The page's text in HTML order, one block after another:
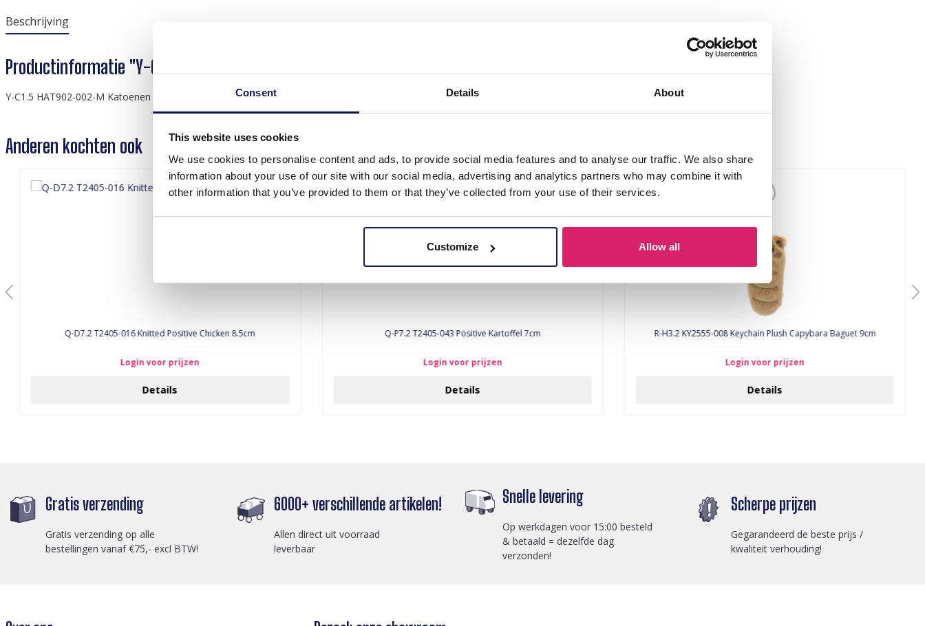
Consent Details About
This website uses cookies
We use cookies to personalise content and ads, to provide social media features and to analyse our traffic. We also share
information about your use of our site with our social media, advertising and analytics partners who may combine it with
other information that you’ve provided to them or that they’ve collected from your use of their services.
Customize Allow all
Beschrijving
Productinformatie "Y-C1.5 HAT902-002-M Cotton Cap - Blue"
Y-C1.5 HAT902-002-M Katoenen pet - Blauw
Anderen kochten ook
Q-D7.2 T2405-016 Knitted Positive Chicken 8.5cm
Login voor prijzen
Details
Q-P7.2 T2405-043 Positive Kartoffel 7cm
Login voor prijzen
Details
R-H3.2 KY2555-008 Keychain Plush Capybara Baguet 9cm
Login voor prijzen
Details
Gratis verzending
Gratis verzending op alle
bestellingen vanaf €75,- excl BTW!
6000+ verschillende artikelen!
Allen direct uit voorraad
leverbaar
Snelle levering
Op werkdagen voor 15:00 besteld
& betaald = dezelfde dag
verzonden!
Scherpe prijzen
Gegarandeerd de beste prijs /
kwaliteit verhouding!